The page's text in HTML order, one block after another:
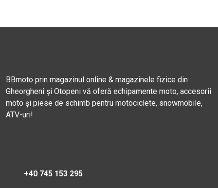
BBmoto prin magazinul online & magazinele fizice din
Gheorgheni și Otopeni vă oferă echipamente moto, accesorii
moto și piese de schimb pentru motociclete, snowmobile,
ATV-uri!
+40 745 153 295